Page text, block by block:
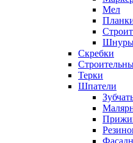
Мел
Скребки
Терки
Шпатели